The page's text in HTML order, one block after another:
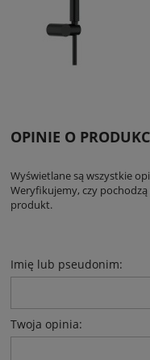
OPINIE O
Wyświetlane są wszystkie
Weryfikujemy, czy
produkt.
Imię lub pseudonim:
Twoja opinia: